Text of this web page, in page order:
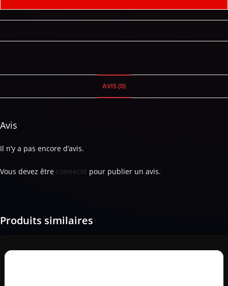
AVIS (0)
Avis
Il n’y a pas encore d’avis.
Vous devez être connecté pour publier un avis.
Produits similaires